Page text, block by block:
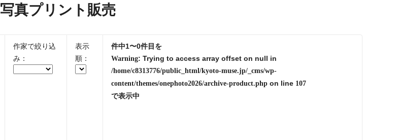
写真プリント販売
作家で絞り込
み：
表示
順：
件中1〜0件目を
Warning: Trying to access array offset on null in
/home/c8313776/public_html/kyoto-muse.jp/_cms/wp-
content/themes/onephoto2026/archive-product.phpon line 107
で表示中